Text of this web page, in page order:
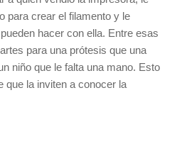
para crear el filamento y le
hacer con ella. Entre esas
para una prótesis que una
niño que le falta una mano. Esto
que la inviten a conocer la